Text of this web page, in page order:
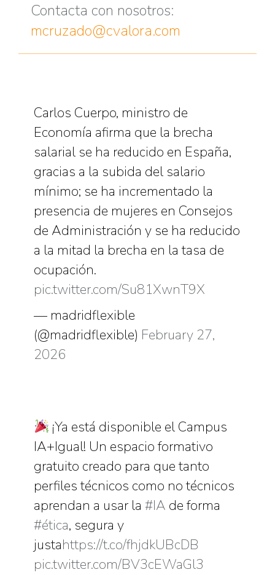
Contacta con nosotros:
mcruzado@cvalora.com
Carlos Cuerpo, ministro de
Economía afirma que la brecha
salarial se ha reducido en España,
gracias a la subida del salario
mínimo; se ha incrementado la
presencia de mujeres en Consejos
de Administración y se ha reducido
a la mitad la brecha en la tasa de
ocupación.
pic.twitter.com/Su81XwnT9X
— madridflexible
(@madridflexible) February 27,
2026
¡Ya está disponible el Campus
IA+Igual! Un espacio formativo
gratuito creado para que tanto
perfiles técnicos como no técnicos
aprendan a usar la #IA de forma
#ética, segura y
justahttps://t.co/fhjdkUBcDB
pic.twitter.com/BV3cEWaGl3